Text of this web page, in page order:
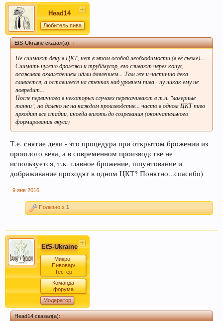
Head14
Любитель пива
EtS-Ukraine сказал(а):↑
Не снимают деку в ЦКТ, нет в этом особой необходимости (в её сьеме)...
Снимать нужно дрожжи и труб/мусор, его сливают через конус,
осаживая охлаждением и/или давлением... Там же и частично дека
сливается, а оставшееся на стенках над уровнем пива - ну никак ему не
повредит...
После первичного в некоторых случаях перекачивают в т.н. "лагерные
танки", но далеко не на каждом производстве... часто в одном ЦКТ пиво
прходит все стадии, иногда вплоть до созревания (окончательного
формирования вкуса)
Т.е. снятие деки - это процедура при открытом брожении из
прошлого века, а в современном производстве не
используется, т.к. главное брожение, шпунтование и
дображивание проходят в одном ЦКТ? Понятно...спасибо)
9 янв 2016
Полезно x 1
EtS-Ukraine
Микро-
Пивовар/
Тестер
Команда
форума
Модератор
Head14 сказал(а):↑